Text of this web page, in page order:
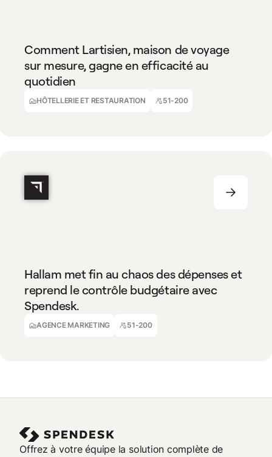
Comment Lartisien, maison de voyage
sur mesure, gagne en efficacité au
quotidien
HÔTELLERIE ET RESTAURATION 51-200
Julie Rosello
CFO
Hallam met fin au chaos des dépenses et
reprend le contrôle budgétaire avec
Spendesk.
AGENCE MARKETING 51-200
Julie Rodrigues
Directrice financière
Offrez à votre équipe la solution complète de